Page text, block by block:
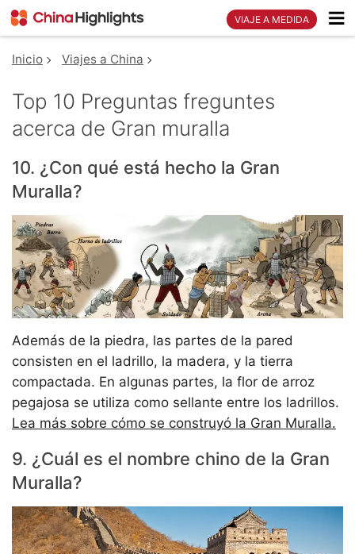
VIAJE A MEDIDA
Inicio Viajes a China
Top 10 Preguntas freguntes
acerca de Gran muralla
10. ¿Con qué está hecho la Gran
Muralla?
Además de la piedra, las partes de la pared
consisten en el ladrillo, la madera, y la tierra
compactada. En algunas partes, la flor de arroz
pegajosa se utiliza como sellante entre los ladrillos.
Lea más sobre cómo se construyó la Gran Muralla.
9. ¿Cuál es el nombre chino de la Gran
Muralla?